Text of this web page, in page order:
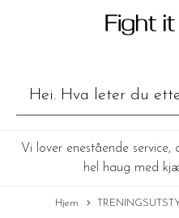
Vi lover enestående service,
hel haug med
Hjem